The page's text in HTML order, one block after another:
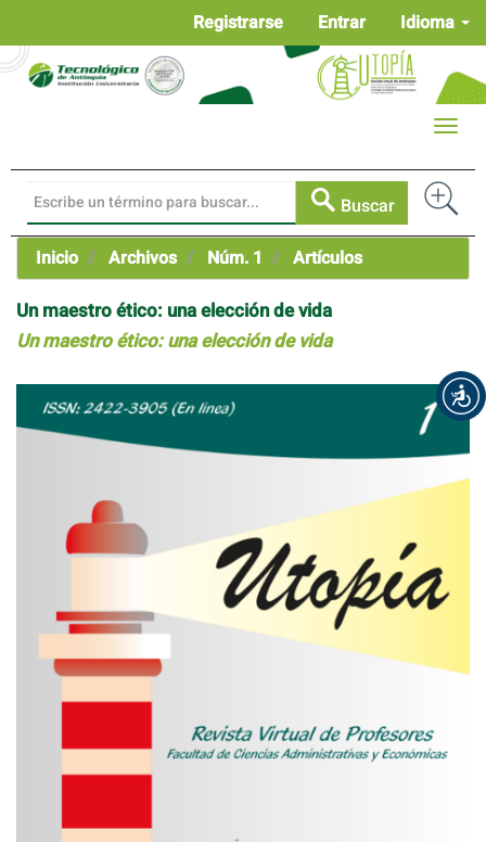
Contenido
principal
Idioma
Registrarse Entrar
Buscar
Toggle
Inicio Archivos Núm. 1 Artículos
Un maestro ético: una elección de vida
Un maestro ético: una elección de vida
Barra
lateral
del